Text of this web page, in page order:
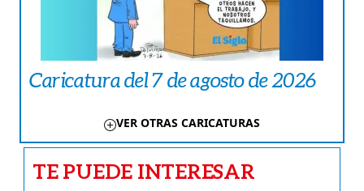
Caricatura del 7 de agosto de 2026
VER OTRAS CARICATURAS
TE PUEDE INTERESAR